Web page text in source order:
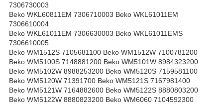
7306730003
Beko WKL60811EM 7306710003 Beko WKL61011EM
7306610004
Beko WKL61011EM 7306630003 Beko WKL61011EMS
7306610005
Beko WM1512S 7105681100 Beko WM1512W 7100781200
Beko WM5100S 7148881200 Beko WM5101W 8984323200
Beko WM5102W 8988253200 Beko WM5120S 7159581100
Beko WM5120W 71391700 Beko WM5121S 7167981400
Beko WM5121W 7164882600 Beko WM5122S 8880803200
Beko WM5122W 8880823200 Beko WM6060 7104592300